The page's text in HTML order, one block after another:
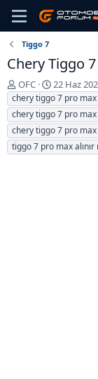
Tiggo 7
Chery Tiggo 7
K
o
n
u
y
u
OFC
B
a
ş
l
a
n
22 Haz
chery tiggo 7 pro max
chery tiggo 7 pro max
chery tiggo 7 pro max
tiggo 7 pro max alınır